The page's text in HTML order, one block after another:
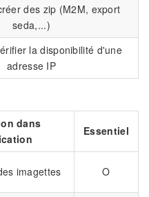
des zip (M2M, export
seda,...)
la disponibilité d'une
adresse IP
dans
Essentiel
imagettes O